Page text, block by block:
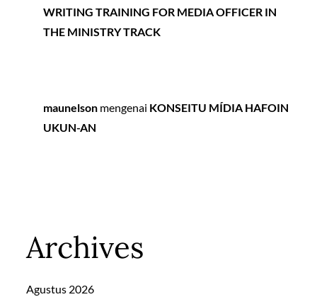
WRITING TRAINING FOR MEDIA OFFICER IN
THE MINISTRY TRACK
maunelson mengenai KONSEITU MÍDIA HAFOIN
UKUN-AN
Archives
Agustus 2026